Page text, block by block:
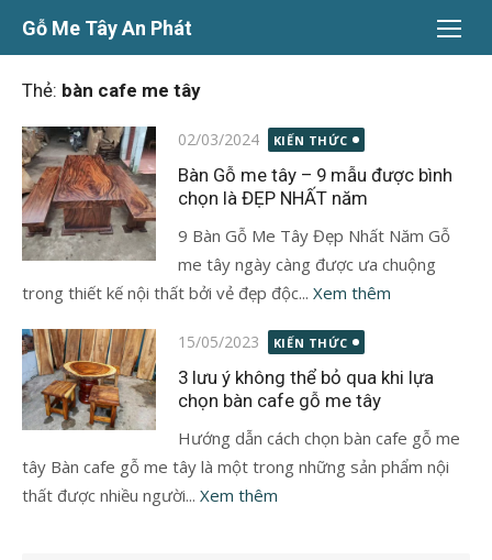
Chuyển
dung
Gỗ Me Tây An Phát
Thẻ: bàn cafe me tây
Đăng
vào
02/03/2024 KIẾN THỨC
Bàn Gỗ me tây – 9 mẫu được bình
chọn là ĐẸP NHẤT năm
9 Bàn Gỗ Me Tây Đẹp Nhất Năm Gỗ
me tây ngày càng được ưa chuộng
trong thiết kế nội thất bởi vẻ đẹp độc... Xem thêm
Đăng
vào
15/05/2023 KIẾN THỨC
3 lưu ý không thể bỏ qua khi lựa
chọn bàn cafe gỗ me tây
Hướng dẫn cách chọn bàn cafe gỗ me
tây Bàn cafe gỗ me tây là một trong những sản phẩm nội
thất được nhiều người... Xem thêm